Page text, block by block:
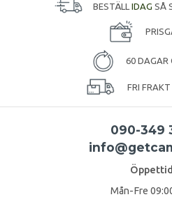
BESTÄLL IDAG SÅ
60 DAGAR
FRI
090-349
Mån-Fre